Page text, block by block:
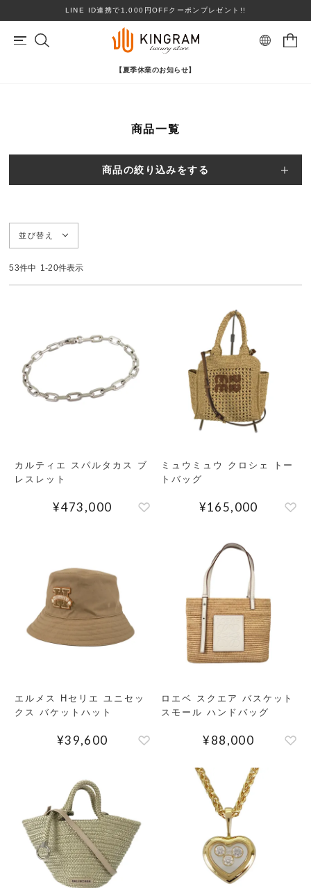
LINE ID連携で1,000円OFFクーポンプレゼント!!
ブランドを選ぶ
価格帯 ～
カラー
検索する リセット
PRICE DOWN
TOPICS
ABOUT US
SHOPLIST
【夏季休業のお知らせ】
商品一覧
商品の絞り込みをする
並び替え
53件中 1-20件表示
カルティエ スパルタカス ブ
レスレット
¥473,000
ミュウミュウ クロシェ トー
トバッグ
¥165,000
エルメス Hセリエ ユニセッ
クス バケットハット
¥39,600
ロエベ スクエア バスケット
スモール ハンドバッグ
¥88,000